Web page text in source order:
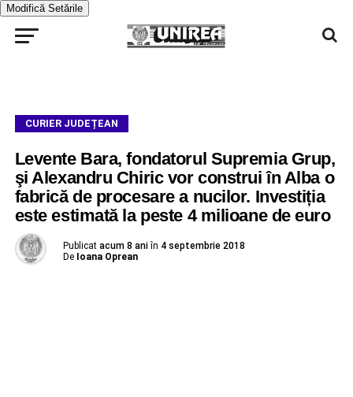
Modifică Setările
CURIER JUDEȚEAN
Levente Bara, fondatorul Supremia Grup,
şi Alexandru Chiric vor construi în Alba o
fabrică de procesare a nucilor. Investiția
este estimată la peste 4 milioane de euro
Publicat acum 8 ani în 4 septembrie 2018
De Ioana Oprean